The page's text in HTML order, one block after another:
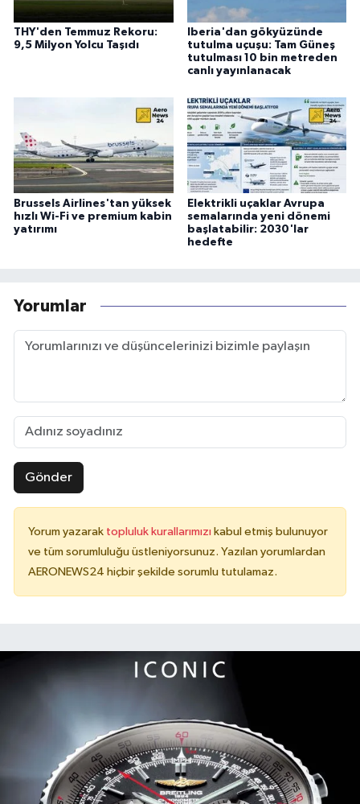
THY'den Temmuz Rekoru:
9,5 Milyon Yolcu Taşıdı
Iberia'dan gökyüzünde
tutulma uçuşu: Tam Güneş
tutulması 10 bin metreden
canlı yayınlanacak
Brussels Airlines'tan yüksek
hızlı Wi-Fi ve premium kabin
yatırımı
Elektrikli uçaklar Avrupa
semalarında yeni dönemi
başlatabilir: 2030'lar
hedefte
Yorumlar
Gönder
Yorum yazarak topluluk kurallarımızı kabul etmiş bulunuyor
ve tüm sorumluluğu üstleniyorsunuz. Yazılan yorumlardan
AERONEWS24 hiçbir şekilde sorumlu tutulamaz.